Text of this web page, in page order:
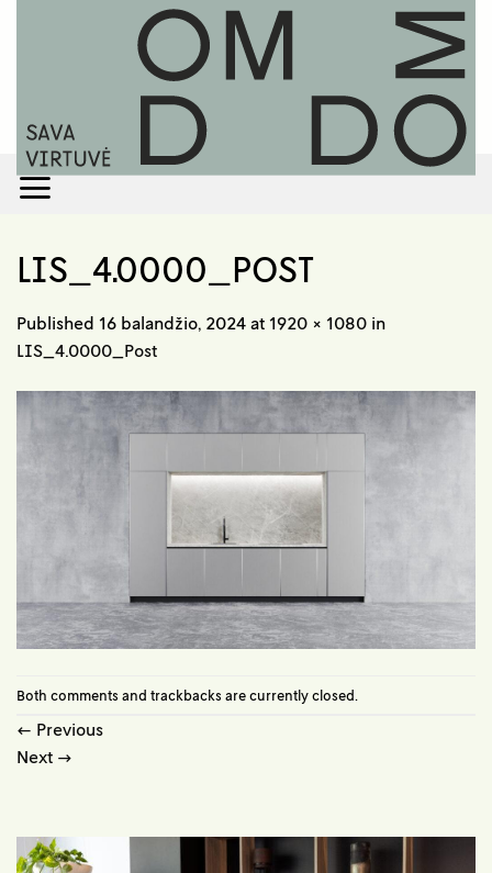
LIS_4.0000_POST
Published 16 balandžio, 2024 at 1920 × 1080 in
LIS_4.0000_Post
Both comments and trackbacks are currently closed.
← Previous
Next →